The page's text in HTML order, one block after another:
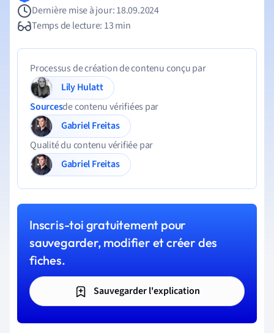
Dernière mise à jour: 18.09.2024
Temps de lecture: 13 min
Processus de création de contenu conçu par
Lily Hulatt
Sourcesde contenu vérifiées par
Gabriel Freitas
Qualité du contenu vérifiée par
Gabriel Freitas
Inscris-toi gratuitement pour
sauvegarder, modifier et créer des
fiches.
Sauvegarder l'explication